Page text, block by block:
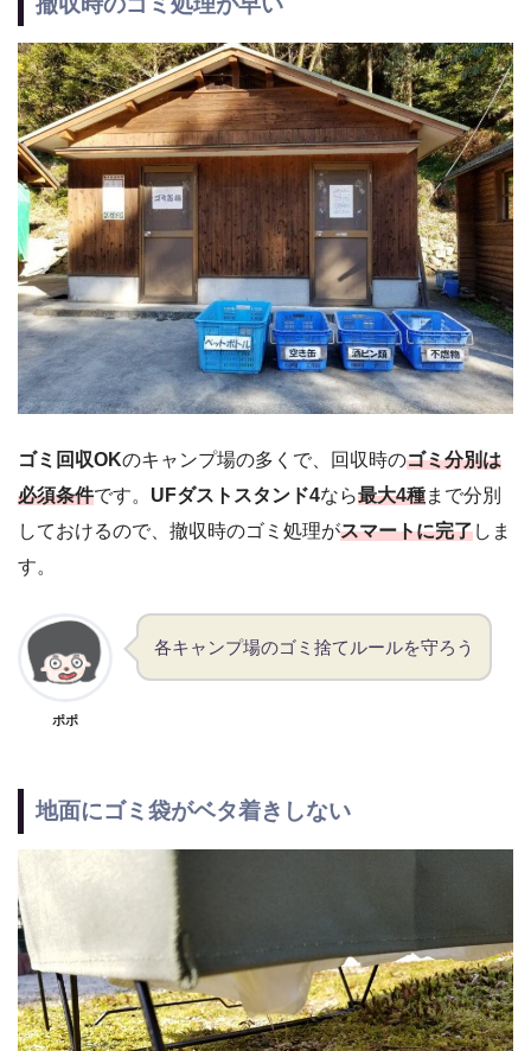
ゴミ回収OKのキャンプ場の多くで、回収時のゴミ分別は
必須条件です。 UFダストスタンド4なら最大4種まで分別
しておけるので、撤収時のゴミ処理がスマートに完了しま
す。
ポポ
各キャンプ場のゴミ捨てルールを守ろう
地面にゴミ袋がベタ着きしない